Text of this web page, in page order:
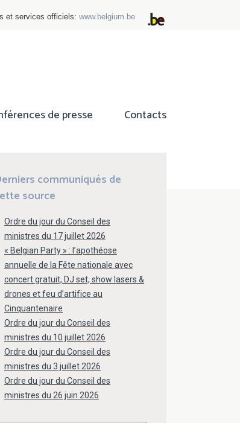
et services officiels: www.belgium.be
de presse Contacts
communiqués de
source
Ordre du jour du Conseil des
ministres du 17 juillet 2026
« Belgian Party » : l’apothéose
annuelle de la Fête nationale avec
concert gratuit, DJ set, show lasers &
drones et feu d’artifice au
Cinquantenaire
Ordre du jour du Conseil des
ministres du 10 juillet 2026
Ordre du jour du Conseil des
ministres du 3 juillet 2026
Ordre du jour du Conseil des
ministres du 26 juin 2026